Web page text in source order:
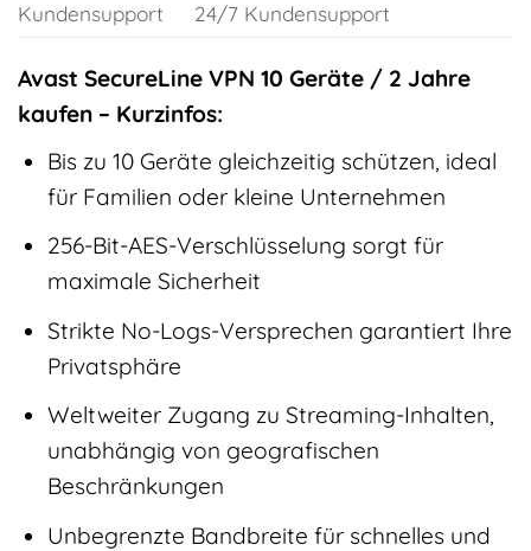
Kundensupport
24/7 Kundensupport
Avast SecureLine VPN 10 Geräte / 2 Jahre
kaufen – Kurzinfos:
Bis zu 10 Geräte gleichzeitig schützen, ideal
für Familien oder kleine Unternehmen
256-Bit-AES-Verschlüsselung sorgt für
maximale Sicherheit
Strikte No-Logs-Versprechen garantiert Ihre
Privatsphäre
Weltweiter Zugang zu Streaming-Inhalten,
unabhängig von geografischen
Beschränkungen
Unbegrenzte Bandbreite für schnelles und